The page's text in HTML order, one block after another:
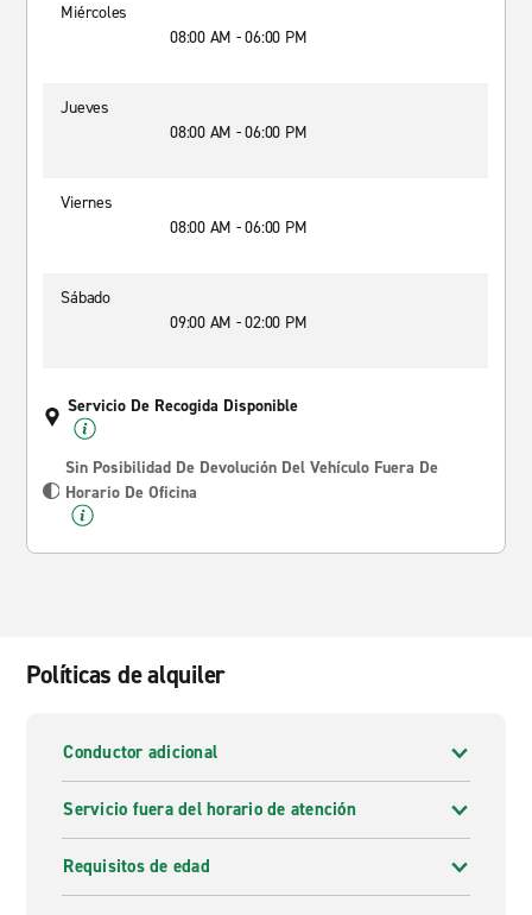
Miércoles
08:00 AM - 06:00 PM
Jueves
08:00 AM - 06:00 PM
Viernes
08:00 AM - 06:00 PM
Sábado
09:00 AM - 02:00 PM
Servicio De Recogida Disponible
Sin Posibilidad De Devolución Del Vehículo Fuera De
Horario De Oficina
Políticas de alquiler
Conductor adicional
Servicio fuera del horario de atención
Requisitos de edad